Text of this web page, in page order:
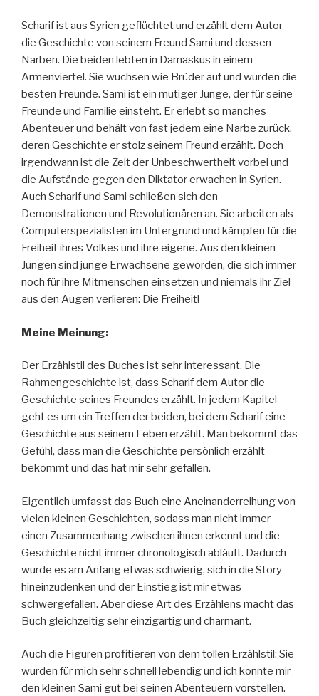
Scharif ist aus Syrien geflüchtet und erzählt dem Autor
die Geschichte von seinem Freund Sami und dessen
Narben. Die beiden lebten in Damaskus in einem
Armenviertel. Sie wuchsen wie Brüder auf und wurden die
besten Freunde. Sami ist ein mutiger Junge, der für seine
Freunde und Familie einsteht. Er erlebt so manches
Abenteuer und behält von fast jedem eine Narbe zurück,
deren Geschichte er stolz seinem Freund erzählt. Doch
irgendwann ist die Zeit der Unbeschwertheit vorbei und
die Aufstände gegen den Diktator erwachen in Syrien.
Auch Scharif und Sami schließen sich den
Demonstrationen und Revolutionären an. Sie arbeiten als
Computerspezialisten im Untergrund und kämpfen für die
Freiheit ihres Volkes und ihre eigene. Aus den kleinen
Jungen sind junge Erwachsene geworden, die sich immer
noch für ihre Mitmenschen einsetzen und niemals ihr Ziel
aus den Augen verlieren: Die Freiheit!
Meine Meinung:
Der Erzählstil des Buches ist sehr interessant. Die
Rahmengeschichte ist, dass Scharif dem Autor die
Geschichte seines Freundes erzählt. In jedem Kapitel
geht es um ein Treffen der beiden, bei dem Scharif eine
Geschichte aus seinem Leben erzählt. Man bekommt das
Gefühl, dass man die Geschichte persönlich erzählt
bekommt und das hat mir sehr gefallen.
Eigentlich umfasst das Buch eine Aneinanderreihung von
vielen kleinen Geschichten, sodass man nicht immer
einen Zusammenhang zwischen ihnen erkennt und die
Geschichte nicht immer chronologisch abläuft. Dadurch
wurde es am Anfang etwas schwierig, sich in die Story
hineinzudenken und der Einstieg ist mir etwas
schwergefallen. Aber diese Art des Erzählens macht das
Buch gleichzeitig sehr einzigartig und charmant.
Auch die Figuren profitieren von dem tollen Erzählstil: Sie
wurden für mich sehr schnell lebendig und ich konnte mir
den kleinen Sami gut bei seinen Abenteuern vorstellen.